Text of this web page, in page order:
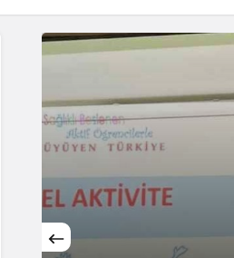
Gündüz Modu
Gündüz modunu seçin.
Gece Modu